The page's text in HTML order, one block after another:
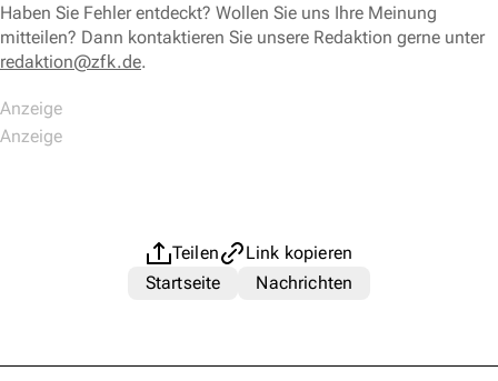
Haben Sie Fehler entdeckt? Wollen Sie uns Ihre Meinung
mitteilen? Dann kontaktieren Sie unsere Redaktion gerne unter
redaktion@zfk.de.
Teilen
Link kopieren
Startseite
Nachrichten